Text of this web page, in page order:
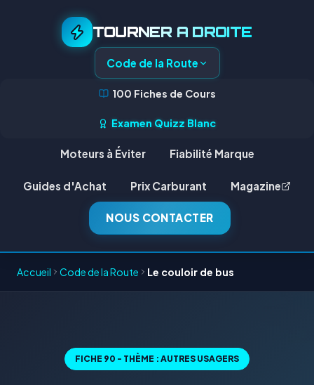
TOURNER A DROITE
Code de la Route
100 Fiches de Cours
Examen Quizz Blanc
Moteurs à Éviter Fiabilité Marque
Guides d'Achat Prix Carburant Magazine
NOUS CONTACTER
Accueil Code de la Route Le couloir de bus
FICHE 90 - THÈME : AUTRES USAGERS